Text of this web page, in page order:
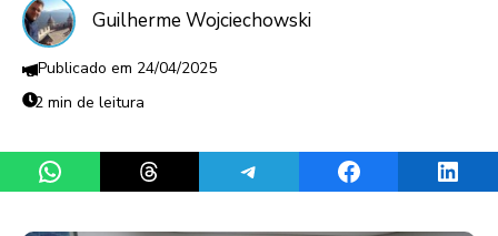
Guilherme Wojciechowski
24/04/2025
2 min de leitura
Share on WhatsAppShare on ThreadsShare on TelegramShare on Facebook